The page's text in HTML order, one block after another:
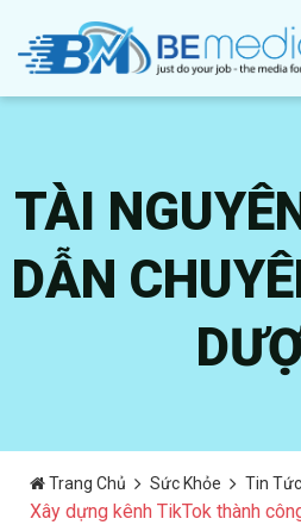
TÀI
DẪN
Trang Chủ Sức Khỏe Tin Tức
Xây dựng kênh TikTok thành